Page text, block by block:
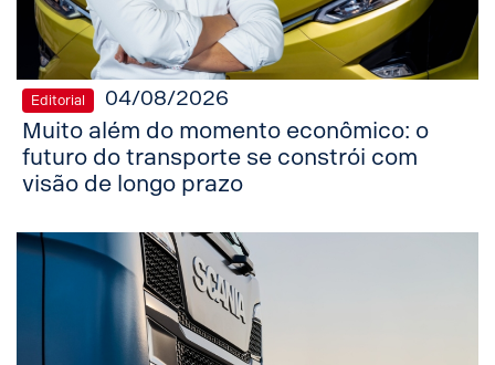
Editorial 04/08/2026
Muito além do momento econômico: o
futuro do transporte se constrói com
visão de longo prazo